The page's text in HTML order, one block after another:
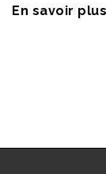
En savoir